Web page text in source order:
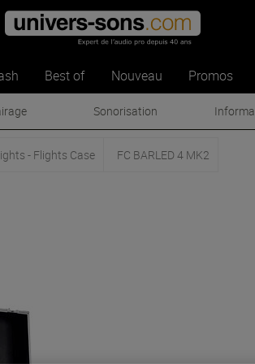
Best of Nouveau Promos
Sonorisation
- Flights Case FC BARLED 4 MK2